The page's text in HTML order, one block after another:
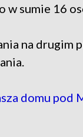
w sumie 16
na drugim
domu pod